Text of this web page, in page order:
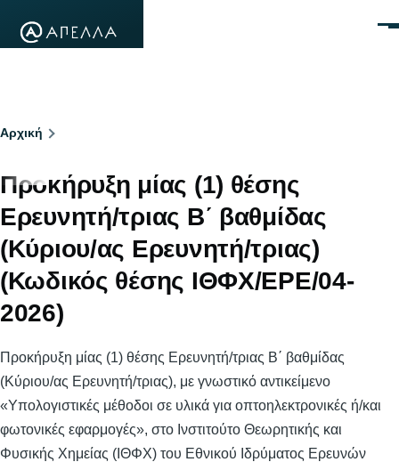
Breadcrumb
Αρχική
Προκήρυξη μίας (1) θέσης
Ερευνητή/τριας Β΄ βαθμίδας
(Κύριου/ας Ερευνητή/τριας)
(Κωδικός θέσης ΙΘΦΧ/ΕΡΕ/04-
2026)
Προκήρυξη μίας (1) θέσης Ερευνητή/τριας Β΄ βαθμίδας
(Κύριου/ας Ερευνητή/τριας), με γνωστικό αντικείμενο
«Υπολογιστικές μέθοδοι σε υλικά για οπτοηλεκτρονικές ή/και
φωτονικές εφαρμογές», στο Ινστιτούτο Θεωρητικής και
Φυσικής Χημείας (ΙΘΦΧ) του Εθνικού Ιδρύματος Ερευνών